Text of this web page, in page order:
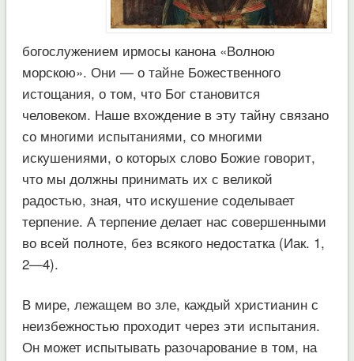
богослужением ирмосы канона «Волною
морскою». Они — о тайне Божественного
истощания, о том, что Бог становится
человеком. Наше вхождение в эту тайну связано
со многими испытаниями, со многими
искушениями, о которых слово Божие говорит,
что мы должны принимать их с великой
радостью, зная, что искушение соделывает
терпение. А терпение делает нас совершенными
во всей полноте, без всякого недостатка (Иак. 1,
2—4).
В мире, лежащем во зле, каждый христианин с
неизбежностью проходит через эти испытания.
Он может испытывать разочарование в том, на